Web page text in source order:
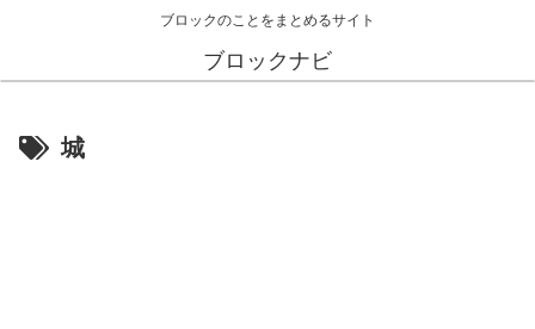
ブロックのことをまとめるサイト
ブロックナビ
城